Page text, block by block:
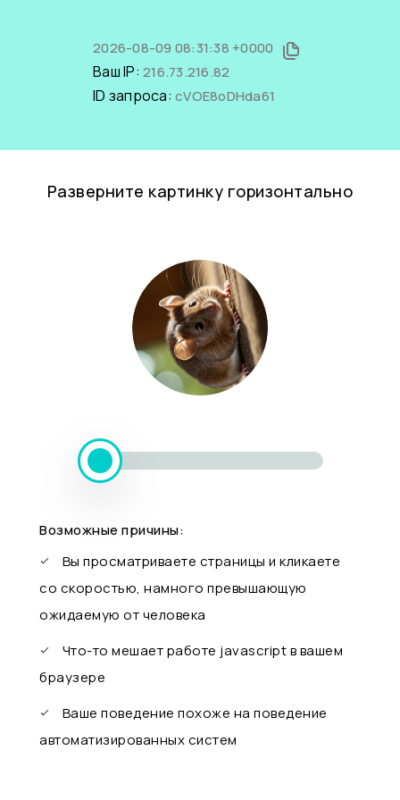
2026-08-09 08:31:38 +0000
Ваш IP: 216.73.216.82
ID запроса: cVOE8oDHda61
Разверните картинку горизонтально
Возможные причины:
Вы просматриваете страницы и кликаете
со скоростью, намного превышающую
ожидаемую от человека
Что-то мешает работе javascript в вашем
браузере
Ваше поведение похоже на поведение
автоматизированных систем